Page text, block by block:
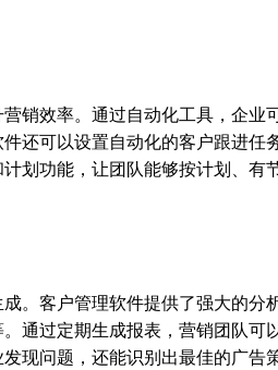
销效率。通过自动化工具，企业
还可以设置自动化的客户跟进任
划功能，让团队能够按计划、有
。客户管理软件提供了强大的分
通过定期生成报表，营销团队可
现问题，还能识别出最佳的广告